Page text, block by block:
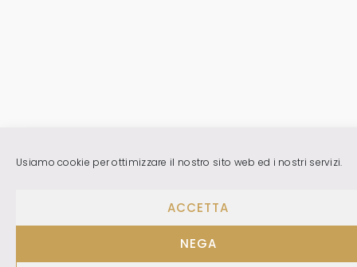
Usiamo cookie per ottimizzare il nostro sito web ed i nostri servizi.
ACCETTA
NEGA